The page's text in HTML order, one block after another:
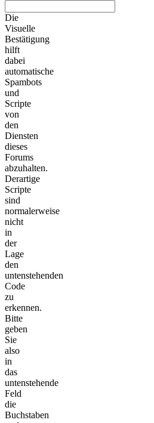
Die
Visuelle
Bestätigung
hilft
dabei
automatische
Spambots
und
Scripte
von
den
Diensten
dieses
Forums
abzuhalten.
Derartige
Scripte
sind
normalerweise
nicht
in
der
Lage
den
untenstehenden
Code
zu
erkennen.
Bitte
geben
Sie
also
in
das
untenstehende
Feld
die
Buchstaben